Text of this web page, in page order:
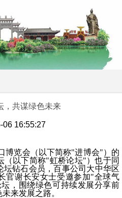
，共谋绿色未来
06 16:55:27
博览会（以下简称"进博会"）的
（以下简称"虹桥论坛"）也于同
钻石会员，百事公司大中华区
官谢长安女士受邀参加"全球气
，围绕绿色可持续发展分享前
来发展之路。